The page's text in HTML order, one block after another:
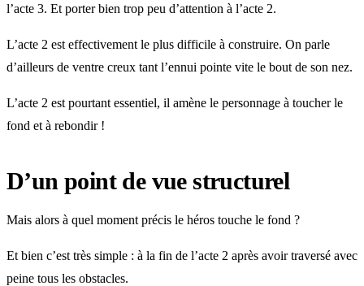
l’acte 3. Et porter bien trop peu d’attention à l’acte 2.
L’acte 2 est effectivement le plus difficile à construire. On parle
d’ailleurs de ventre creux tant l’ennui pointe vite le bout de son nez.
L’acte 2 est pourtant essentiel, il amène le personnage à toucher le
fond et à rebondir !
D’un point de vue structurel
Mais alors à quel moment précis le héros touche le fond ?
Et bien c’est très simple : à la fin de l’acte 2 après avoir traversé avec
peine tous les obstacles.